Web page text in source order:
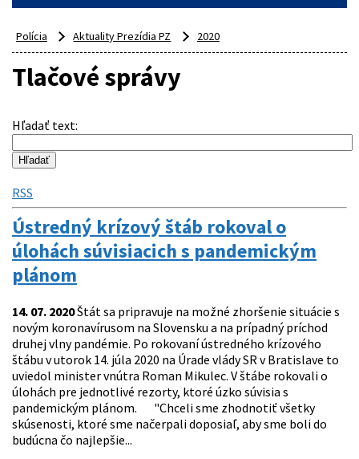
Polícia Aktuality Prezídia PZ 2020
Tlačové správy
Hľadať text:
RSS
Ústredný krízový štáb rokoval o
úlohách súvisiacich s pandemickým
plánom
14. 07. 2020Štát sa pripravuje na možné zhoršenie situácie s
novým koronavírusom na Slovensku a na prípadný príchod
druhej vlny pandémie. Po rokovaní ústredného krízového
štábu v utorok 14. júla 2020 na Úrade vlády SR v Bratislave to
uviedol minister vnútra Roman Mikulec. V štábe rokovali o
úlohách pre jednotlivé rezorty, ktoré úzko súvisia s
pandemickým plánom. "Chceli sme zhodnotiť všetky
skúsenosti, ktoré sme načerpali doposiaľ, aby sme boli do
budúcna čo najlepšie...